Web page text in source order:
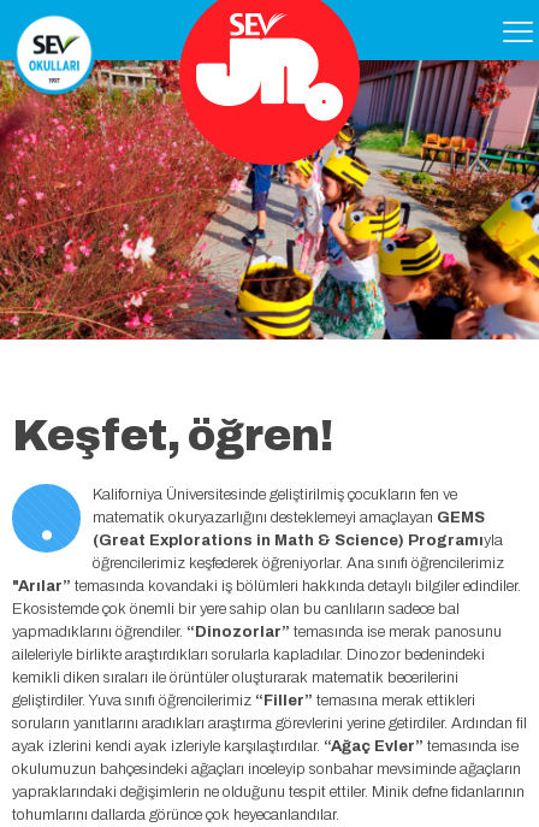
Keşfet, öğren!
.
Kaliforniya Üniversitesinde geliştirilmiş çocukların fen ve
matematik okuryazarlığını desteklemeyi amaçlayan GEMS
(Great Explorations in Math & Science) Programıyla
öğrencilerimiz keşfederek öğreniyorlar. Ana sınıfı öğrencilerimiz
"Arılar” temasında kovandaki iş bölümleri hakkında detaylı bilgiler edindiler.
Ekosistemde çok önemli bir yere sahip olan bu canlıların sadece bal
yapmadıklarını öğrendiler. “Dinozorlar” temasında ise merak panosunu
aileleriyle birlikte araştırdıkları sorularla kapladılar. Dinozor bedenindeki
kemikli diken sıraları ile örüntüler oluşturarak matematik becerilerini
geliştirdiler. Yuva sınıfı öğrencilerimiz “Filler” temasına merak ettikleri
soruların yanıtlarını aradıkları araştırma görevlerini yerine getirdiler. Ardından fil
ayak izlerini kendi ayak izleriyle karşılaştırdılar. “Ağaç Evler” temasında ise
okulumuzun bahçesindeki ağaçları inceleyip sonbahar mevsiminde ağaçların
yapraklarındaki değişimlerin ne olduğunu tespit ettiler. Minik defne fidanlarının
tohumlarını dallarda görünce çok heyecanlandılar.